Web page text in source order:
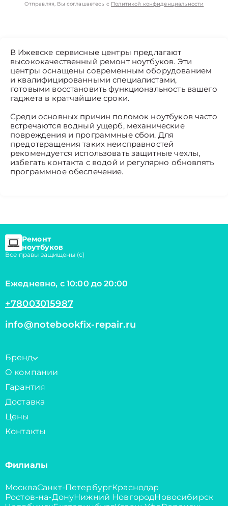
Отправляя, Вы соглашаетесь с Политикой конфиденциальности
В Ижевске сервисные центры предлагают
высококачественный ремонт ноутбуков. Эти
центры оснащены современным оборудованием
и квалифицированными специалистами,
готовыми восстановить функциональность вашего
гаджета в кратчайшие сроки.
Среди основных причин поломок ноутбуков часто
встречаются водный ущерб, механические
повреждения и программные сбои. Для
предотвращения таких неисправностей
рекомендуется использовать защитные чехлы,
избегать контакта с водой и регулярно обновлять
программное обеспечение.
Ремонт
ноутбуков
Все правы защищены (с)
Ежедневно, с 10:00 до 20:00
+78003015987
info@notebookfix-repair.ru
Бренд
О компании
Гарантия
Доставка
Цены
Контакты
Филиалы
МоскваСанкт-ПетербургКраснодар
Ростов-на-ДонуНижний НовгородНовосибирск